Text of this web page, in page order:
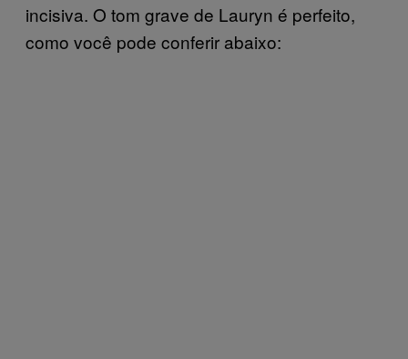
incisiva. O tom grave de Lauryn é perfeito,
como você pode conferir abaixo: